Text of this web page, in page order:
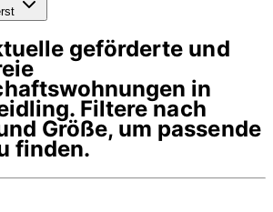
geförderte und
in
. Filtere nach
Größe, um passende
finden.